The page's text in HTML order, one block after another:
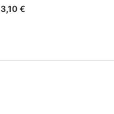
0
z
3,10€